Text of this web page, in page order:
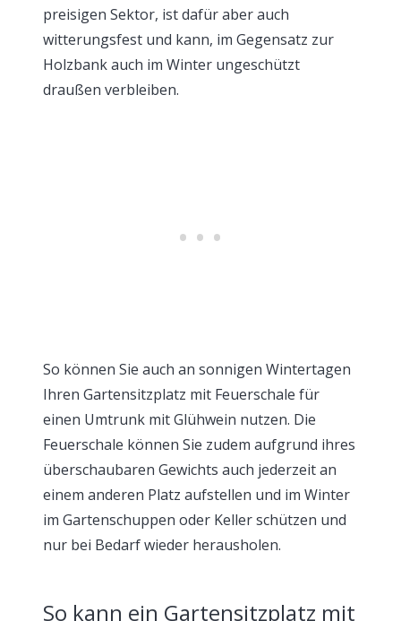
preisigen Sektor, ist dafür aber auch
witterungsfest und kann, im Gegensatz zur
Holzbank auch im Winter ungeschützt
draußen verbleiben.
So können Sie auch an sonnigen Wintertagen
Ihren Gartensitzplatz mit Feuerschale für
einen Umtrunk mit Glühwein nutzen. Die
Feuerschale können Sie zudem aufgrund ihres
überschaubaren Gewichts auch jederzeit an
einem anderen Platz aufstellen und im Winter
im Gartenschuppen oder Keller schützen und
nur bei Bedarf wieder herausholen.
So kann ein Gartensitzplatz mit